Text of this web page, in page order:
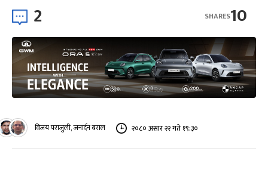
2 10
SHARES
विजय पराजुली, जनार्दन बराल २०८० असार २२ गते १९:३०